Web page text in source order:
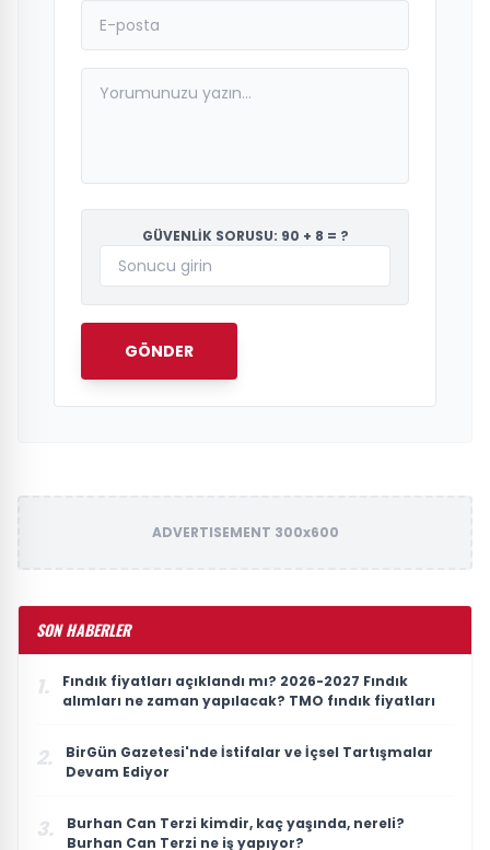
GÜVENLİK SORUSU: 90 + 8 = ?
GÖNDER
ADVERTISEMENT 300x600
SON HABERLER
1.
Fındık fiyatları açıklandı mı? 2026-2027 Fındık
alımları ne zaman yapılacak? TMO fındık fiyatları
2.
BirGün Gazetesi'nde İstifalar ve İçsel Tartışmalar
Devam Ediyor
3.
Burhan Can Terzi kimdir, kaç yaşında, nereli?
Burhan Can Terzi ne iş yapıyor?